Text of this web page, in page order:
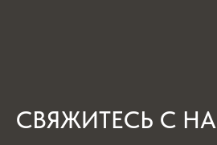
СВЯЖИТЕСЬ С